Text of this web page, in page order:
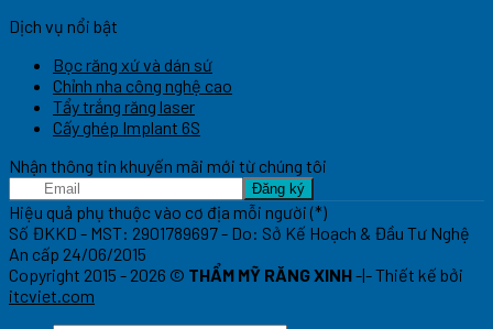
Dịch vụ nổi bật
Bọc răng xứ và dán sứ
Chỉnh nha công nghệ cao
Tẩy trắng răng laser
Cấy ghép Implant 6S
Nhận thông tin khuyến mãi mới từ chúng tôi
Hiệu quả phụ thuộc vào cơ địa mỗi người (*)
Số ĐKKD - MST: 2901789697 - Do: Sở Kế Hoạch & Đầu Tư Nghệ
An cấp 24/06/2015
Copyright 2015 - 2026 © THẨM MỸ RĂNG XINH-|- Thiết kế bởi
itcviet.com